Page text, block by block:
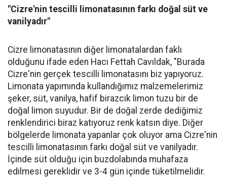
"Cizre'nin tescilli limonatasının farkı doğal süt ve
vanilyadır"
Cizre limonatasının diğer limonatalardan faklı
olduğunu ifade eden Hacı Fettah Cavıldak, "Burada
Cizre'nin gerçek tescilli limonatasını biz yapıyoruz.
Limonata yapımında kullandığımız malzemelerimiz
şeker, süt, vanilya, hafif birazcık limon tuzu bir de
doğal limon suyudur. Bir de doğal zerde dediğimiz
renklendirici biraz katıyoruz renk katsın diye. Diğer
bölgelerde limonata yapanlar çok oluyor ama Cizre'nin
tescilli limonatasının farkı doğal süt ve vanilyadır.
İçinde süt olduğu için buzdolabında muhafaza
edilmesi gereklidir ve 3-4 gün içinde tüketilmelidir.